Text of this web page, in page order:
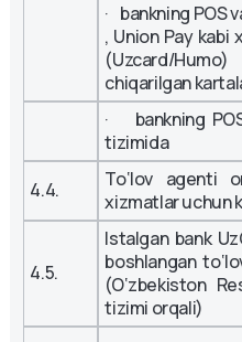
· bankning POS
, Union Pay kabi
(Uzcard/
chiqarilgan
· bankning
tizimida
4.4.
To‘lov agenti
xizmatlar uchun
4.5.
Istalgan bank
boshlangan
(O‘zbekiston
tizimi orqali)